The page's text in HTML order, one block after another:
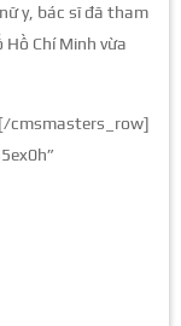
y, bác sĩ đã tham
Chí Minh vừa
cmsmasters_row]